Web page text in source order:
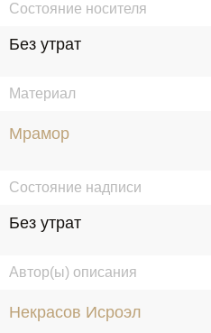
Состояние носителя
Без утрат
Материал
Мрамор
Состояние надписи
Без утрат
Автор(ы) описания
Некрасов Исроэл